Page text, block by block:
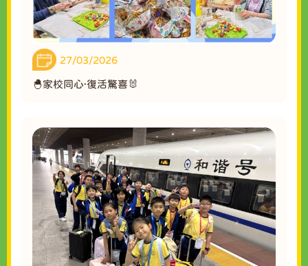
27/03/2026
🐣家校同心·復活驚喜🐰